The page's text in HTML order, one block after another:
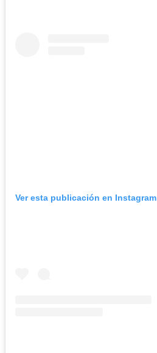
Ver esta publicación en Instagram